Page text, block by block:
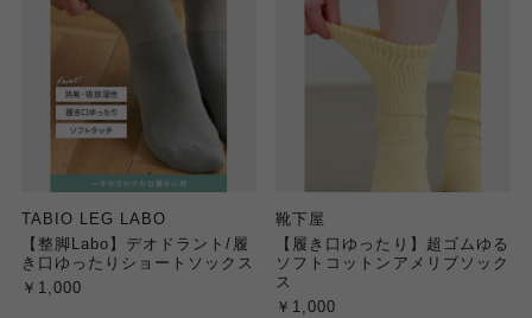
TABIO LEG LABO
【整脚Labo】デオドラント/履
き口ゆったりショートソックス
￥1,000
靴下屋
【履き口ゆったり】超ゴムゆる
ソフトコットンアメリブソック
ス
￥1,000